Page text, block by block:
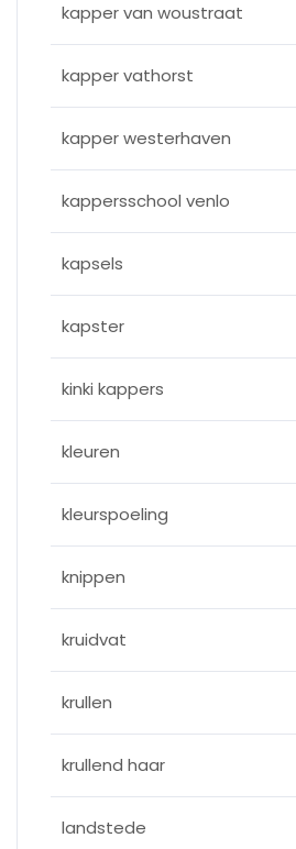
kapper van woustraat
kapper vathorst
kapper westerhaven
kappersschool venlo
kapsels
kapster
kinki kappers
kleuren
kleurspoeling
knippen
kruidvat
krullen
krullend haar
landstede